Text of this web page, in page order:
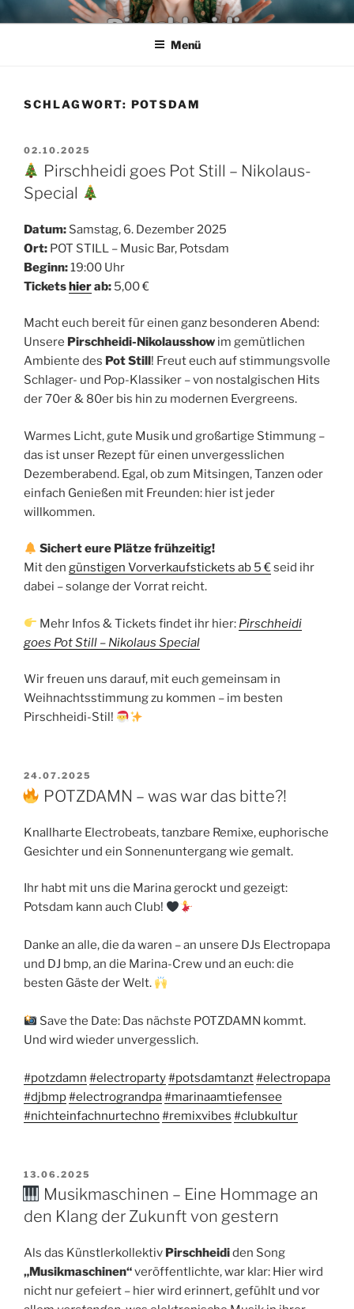
InhaltPIRSCHHEIDI – SCHLAGER
AUS POTSDAM – DIE FRANK
SHOW
Wir leben den Schlager
Menü
SCHLAGWORT: POTSDAM
VERÖFFENTLICHT
AM
02.10.2025
Pirschheidi goes Pot Still – Nikolaus-
Special
Datum: Samstag, 6. Dezember 2025
Ort: POT STILL – Music Bar, Potsdam
Beginn:19:00 Uhr
Ticketshierab: 5,00 €
Macht euch bereit für einen ganz besonderen Abend:
Unsere Pirschheidi-Nikolausshow im gemütlichen
Ambiente des Pot Still! Freut euch auf stimmungsvolle
Schlager- und Pop-Klassiker – von nostalgischen Hits
der 70er & 80er bis hin zu modernen Evergreens.
Warmes Licht, gute Musik und großartige Stimmung –
das ist unser Rezept für einen unvergesslichen
Dezemberabend. Egal, ob zum Mitsingen, Tanzen oder
einfach Genießen mit Freunden: hier ist jeder
willkommen.
Sichert eure Plätze frühzeitig!
Mit den günstigen Vorverkaufstickets ab 5 €seid ihr
dabei – solange der Vorrat reicht.
Mehr Infos & Tickets findet ihr hier: Pirschheidi
goes Pot Still – Nikolaus Special
Wir freuen uns darauf, mit euch gemeinsam in
Weihnachtsstimmung zu kommen – im besten
Pirschheidi-Stil!
VERÖFFENTLICHT
AM
24.07.2025
POTZDAMN – was war das bitte?!
Knallharte Electrobeats, tanzbare Remixe, euphorische
Gesichter und ein Sonnenuntergang wie gemalt.
Ihr habt mit uns die Marina gerockt und gezeigt:
Potsdam kann auch Club!
Danke an alle, die da waren – an unsere DJs Electropapa
und DJ bmp, an die Marina-Crew und an euch: die
besten Gäste der Welt.
Save the Date: Das nächste POTZDAMN kommt.
Und wird wieder unvergesslich.
#potzdamn #electroparty#potsdamtanzt#electropapa
#djbmp#electrograndpa#marinaamtiefensee
#nichteinfachnurtechno#remixvibes #clubkultur
VERÖFFENTLICHT
AM
13.06.2025
Musikmaschinen – Eine Hommage an
den Klang der Zukunft von gestern
Als das Künstlerkollektiv Pirschheididen Song
„Musikmaschinen“veröffentlichte, war klar: Hier wird
nicht nur gefeiert – hier wird erinnert, gefühlt und vor